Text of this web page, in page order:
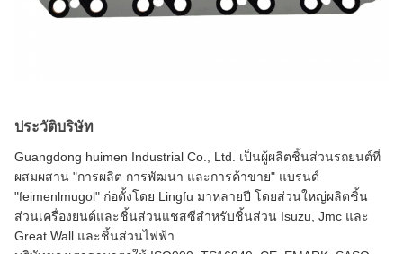
ประวัติบริษัท
Guangdong huimen Industrial Co., Ltd. เป็นผู้ผลิตชิ้นส่วนรถยนต์ที่
ผสมผสาน "การผลิต การพัฒนา และการค้าขาย" แบรนด์
"feimenlmugol" ก่อตั้งโดย Lingfu มาหลายปี โดยส่วนใหญ่ผลิตชิ้น
ส่วนเครื่องยนต์และชิ้นส่วนแชสซีสำหรับชิ้นส่วน Isuzu, Jmc และ
Great Wall และชิ้นส่วนไฟฟ้า